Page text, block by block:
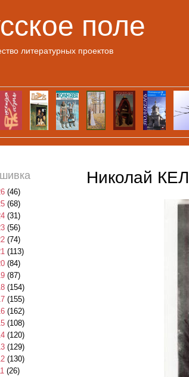
поле
литературных проектов
Николай
(46)
(68)
(31)
(56)
(74)
(113)
(84)
(87)
(154)
(155)
(162)
(108)
(120)
(129)
(130)
(26)